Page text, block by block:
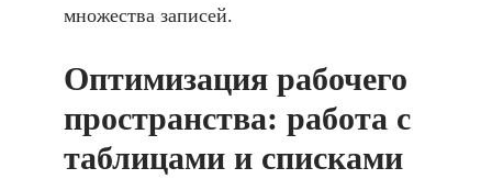
множества записей.
Оптимизация рабочего
пространства: работа с
таблицами и списками